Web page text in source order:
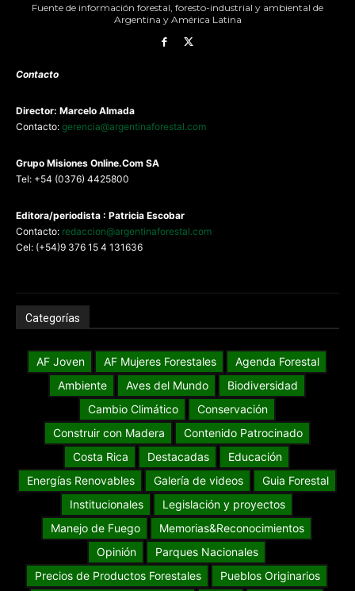
Fuente de información forestal, foresto-industrial y ambiental de
Argentina y América Latina
Contacto
Director: Marcelo Almada
Contacto: gerencia@argentinaforestal.com
Grupo Misiones Online.Com SA
Tel: +54 (0376) 4425800
Editora/periodista : Patricia Escobar
Contacto: redaccion@argentinaforestal.com
Cel: (+54)9 376 15 4 131636
Categorías
AF Joven AF Mujeres Forestales
Agenda Forestal
Ambiente
Aves del Mundo
Biodiversidad
Cambio Climático
Conservación
Construir con Madera
Contenido Patrocinado
Costa Rica
Destacadas
Educación
Energías Renovables
Galería de videos
Guia Forestal
Institucionales
Legislación y proyectos
Manejo de Fuego
Memorias&Reconocimientos
Opinión
Parques Nacionales
Precios de Productos Forestales
Pueblos Originarios